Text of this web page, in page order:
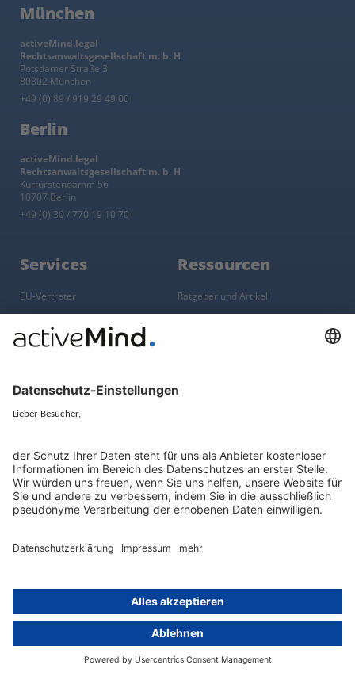
München
activeMind.legal
Rechtsanwaltsgesellschaft m. b. H
Potsdamer Straße 3
80802 München
+49 (0) 89 / 919 29 49 00
Berlin
activeMind.legal
Rechtsanwaltsgesellschaft m. b. H
Kurfürstendamm 56
10707 Berlin
+49 (0) 30 / 770 19 10 70
Services
EU-Vertreter
Künstliche Intelligenz
Hinweisgebersystem mit
Whistleblowing-Ombudsperson
Ressourcen
Ratgeber und Artikel
Über
Über uns
Unsere Experten
Presse, Medien & Events
Gruppe
activeMind AG (Deutschland)
activeMind.ch (Schweiz)
Königreich)
Online-Schulungs-Portal
Karriereportal